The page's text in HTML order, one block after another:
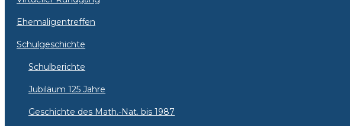
Ehemaligentreffen
Schulgeschichte
Schulberichte
Jubiläum 125 Jahre
Geschichte des Math.-Nat. bis 1987